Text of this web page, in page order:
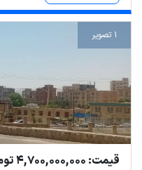
1 تصویر
قیمت: 4,700,000,000 تومان